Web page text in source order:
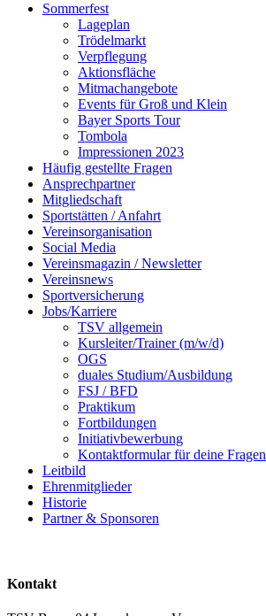
Sommerfest
Lageplan
Trödelmarkt
Verpflegung
Aktionsfläche
Mitmachangebote
Events für Groß und Klein
Bayer Sports Tour
Tombola
Impressionen 2023
Häufig gestellte Fragen
Ansprechpartner
Mitgliedschaft
Sportstätten / Anfahrt
Vereinsorganisation
Social Media
Vereinsmagazin / Newsletter
Vereinsnews
Sportversicherung
Jobs/Karriere
TSV allgemein
Kursleiter/Trainer (m/w/d)
OGS
duales Studium/Ausbildung
FSJ / BFD
Praktikum
Fortbildungen
Initiativbewerbung
Kontaktformular für deine Fragen
Leitbild
Ehrenmitglieder
Historie
Partner & Sponsoren
Kontakt